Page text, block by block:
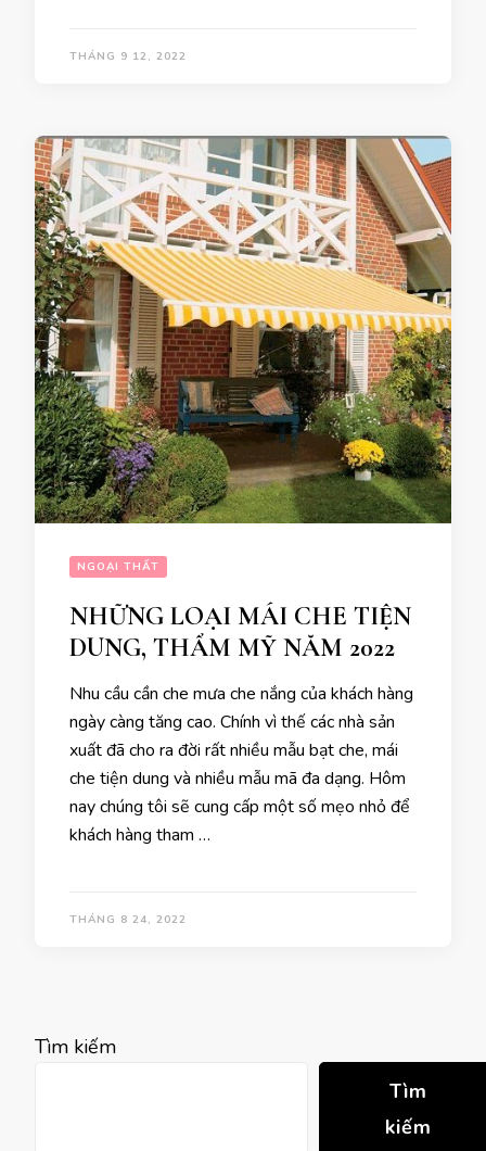
THÁNG 9 12, 2022
NGOẠI THẤT
NHỮNG LOẠI MÁI CHE TIỆN
DUNG, THẨM MỸ NĂM 2022
Nhu cầu cần che mưa che nắng của khách hàng
ngày càng tăng cao. Chính vì thế các nhà sản
xuất đã cho ra đời rất nhiều mẫu bạt che, mái
che tiện dung và nhiều mẫu mã đa dạng. Hôm
nay chúng tôi sẽ cung cấp một số mẹo nhỏ để
khách hàng tham …
THÁNG 8 24, 2022
Tìm kiếm
Tìm
kiếm